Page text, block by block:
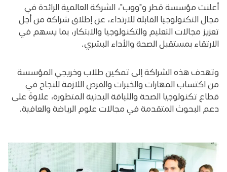
أعلنت مؤسسة قطر و"ووب"، الشركة العالمية الرائدة في
مجال التكنولوجيا القابلة للارتداء، عن إطلاق شراكة من أجل
تعزيز مجالات التعليم والتكنولوجيا والابتكار، بما يسهم في
الارتقاء بمستقبل الصحة والأداء البشري.
وتهدف هذه الشراكة إلى تمكين طلاب وخريجي المؤسسة
من اكتساب المهارات والخبرات والفرص اللازمة للنجاح في
قطاع تكنولوجيا الصحة واللياقة البدنية المتطورة، علاوةً على
دعم البحوث المتقدمة في مجالات علوم الرياضة والعافية.